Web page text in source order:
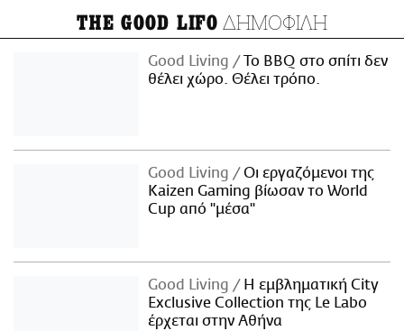
THE GOOD LIFO ΔΗΜΟΦΙΛΗ
Good Living
Το BBQ στο σπίτι δεν
θέλει χώρο. Θέλει τρόπο.
Good Living
Οι εργαζόμενοι της
Kaizen Gaming βίωσαν το World
Cup από "μέσα"
Good Living
Η εμβληματική City
Exclusive Collection της Le Labo
έρχεται στην Αθήνα